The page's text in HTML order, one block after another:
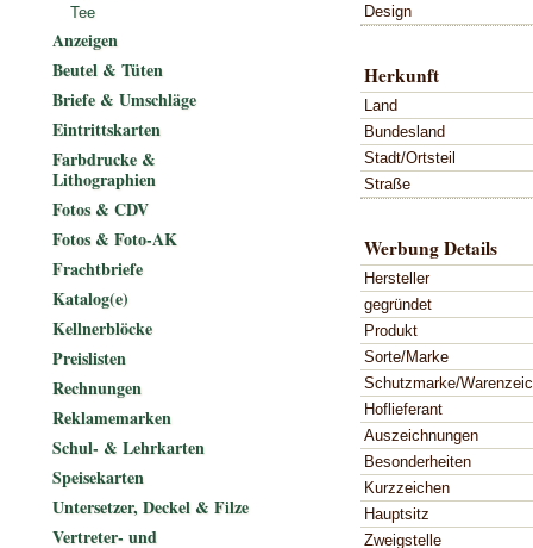
Design
Herkunft
Land
Bundesland
Stadt/Ortsteil
Straße
Werbung Details
Hersteller
gegründet
Produkt
Sorte/Marke
Schutzmarke/
Hoflieferant
Auszeichnungen
Besonderheiten
Kurzzeichen
Hauptsitz
Zweigstelle
Tee
Anzeigen
Beutel & Tüten
Briefe & Umschläge
Eintrittskarten
Farbdrucke &
Lithographien
Fotos & CDV
Fotos & Foto-AK
Frachtbriefe
Katalog(e)
Kellnerblöcke
Preislisten
Rechnungen
Reklamemarken
Schul- & Lehrkarten
Speisekarten
Untersetzer, Deckel & Filze
Vertreter- und